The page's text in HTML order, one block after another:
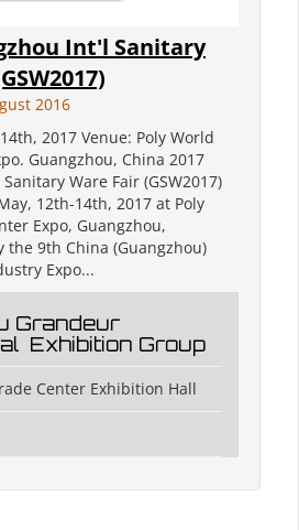
Int'l Sanitary
2016
2017 Venue: Poly World
Guangzhou, China 2017
Ware Fair (GSW2017)
12th-14th, 2017 at Poly
Expo, Guangzhou,
the 9th China (Guangzhou)
Expo...
Grandeur
Exhibition Group
Center Exhibition Hall